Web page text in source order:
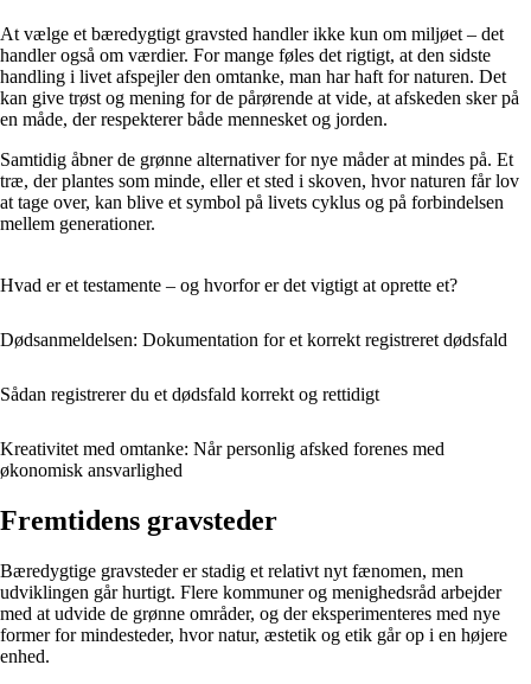
At vælge et bæredygtigt gravsted handler ikke kun om miljøet – det
handler også om værdier. For mange føles det rigtigt, at den sidste
handling i livet afspejler den omtanke, man har haft for naturen. Det
kan give trøst og mening for de pårørende at vide, at afskeden sker på
en måde, der respekterer både mennesket og jorden.
Samtidig åbner de grønne alternativer for nye måder at mindes på. Et
træ, der plantes som minde, eller et sted i skoven, hvor naturen får lov
at tage over, kan blive et symbol på livets cyklus og på forbindelsen
mellem generationer.
Hvad er et testamente – og hvorfor er det vigtigt at oprette et?
Dødsanmeldelsen: Dokumentation for et korrekt registreret dødsfald
Sådan registrerer du et dødsfald korrekt og rettidigt
Kreativitet med omtanke: Når personlig afsked forenes med
økonomisk ansvarlighed
Fremtidens gravsteder
Bæredygtige gravsteder er stadig et relativt nyt fænomen, men
udviklingen går hurtigt. Flere kommuner og menighedsråd arbejder
med at udvide de grønne områder, og der eksperimenteres med nye
former for mindesteder, hvor natur, æstetik og etik går op i en højere
enhed.